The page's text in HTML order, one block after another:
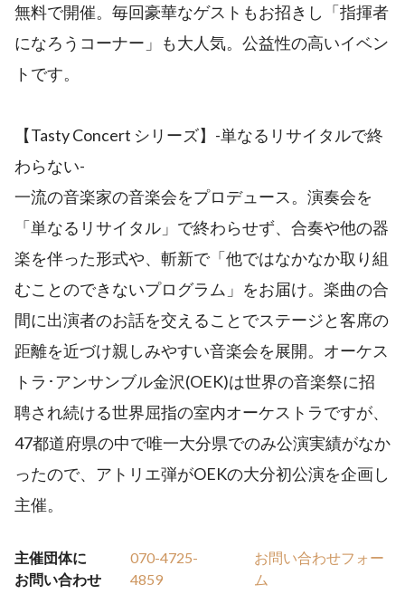
無料で開催。毎回豪華なゲストもお招きし「指揮者
になろうコーナー」も大人気。公益性の高いイベン
トです。
【Tasty Concert シリーズ】-単なるリサイタルで終
わらない-
一流の音楽家の音楽会をプロデュース。演奏会を
「単なるリサイタル」で終わらせず、合奏や他の器
楽を伴った形式や、斬新で「他ではなかなか取り組
むことのできないプログラム」をお届け。楽曲の合
間に出演者のお話を交えることでステージと客席の
距離を近づけ親しみやすい音楽会を展開。オーケス
トラ･アンサンブル金沢(OEK)は世界の音楽祭に招
聘され続ける世界屈指の室内オーケストラですが、
47都道府県の中で唯一大分県でのみ公演実績がなか
ったので、アトリエ弾がOEKの大分初公演を企画し
主催。
主催団体に
お問い合わせ
070-4725-
4859
お問い合わせフォー
ム